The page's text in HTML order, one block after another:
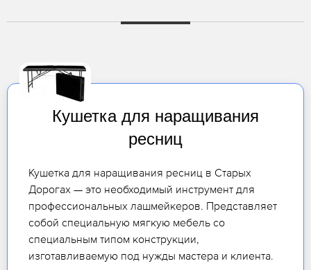
Кушетка для наращивания
ресниц
Кушетка для наращивания ресниц в Старых
Дорогах — это необходимый инструмент для
профессиональных лашмейкеров. Представляет
собой специальную мягкую мебель со
специальным типом конструкции,
изготавливаемую под нужды мастера и клиента.